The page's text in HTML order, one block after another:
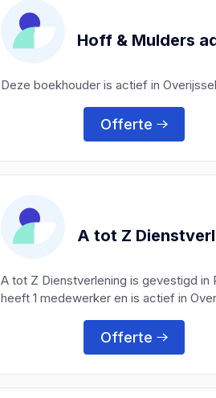
Hoff & Mulders
Deze boekhouder is actief in
Offerte
A tot Z
A tot Z Dienstverlening is gevestigd in
heeft 1 medewerker en is actief in
Offerte